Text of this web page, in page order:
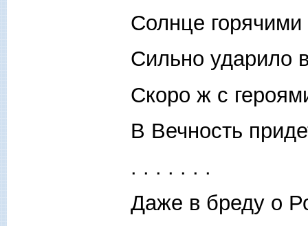
Солнце
Сильно ударило
Скоро ж с
В Вечность
. . . . . . .
Даже в бреду о